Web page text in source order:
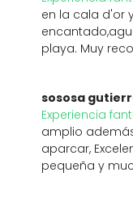
en la cala d'or
playa. Muy
sososa
Experiencia
amplio
aparcar,
pequeña y